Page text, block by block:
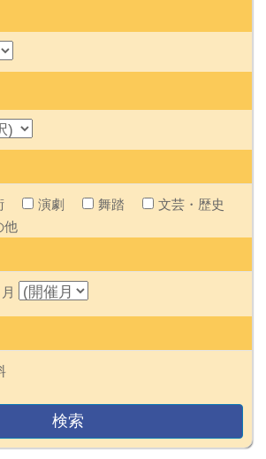
演劇 舞踏
文芸・歴史
他
月